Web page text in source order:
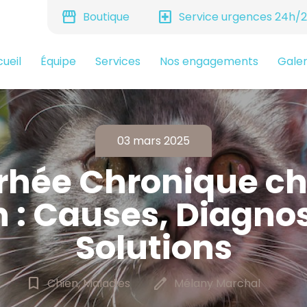
storefront Boutique local_hospital Service urgences 24h/
Équipe Services Nos engagements
03 mars 2025
Chronique
: Causes,
Solutions
bookmark_border Chien, Maladies edit Mélany Marchal